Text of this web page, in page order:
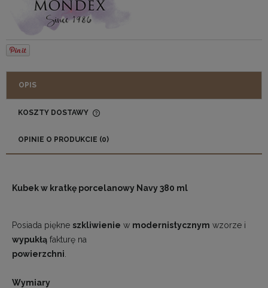
OPIS
KOSZTY DOSTAWY
OPINIE O PRODUKCIE (0)
Kubek w kratkę porcelanowy Navy 380 ml
Posiada piękne szkliwienie w modernistycznym wzorze i
wypukłą fakturę na
powierzchni
Wymiary